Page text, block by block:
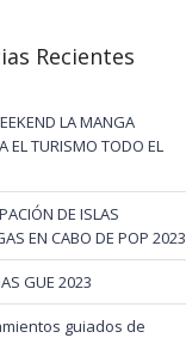
Recientes
LA MANGA
EL TURISMO TODO EL
DE ISLAS
EN CABO DE POP 2023
GUE 2023
guiados de